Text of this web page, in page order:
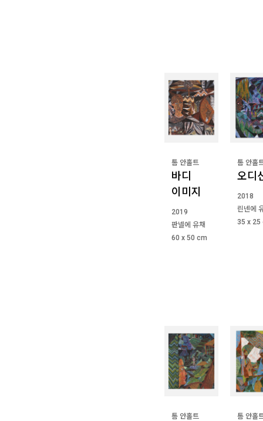
톰 안홀트
바디
이미지
2019
판넬에 유채
60 x 50 cm
톰 안홀
오디
2018
린넨에
35 x 25
톰 안홀트 톰 안홀